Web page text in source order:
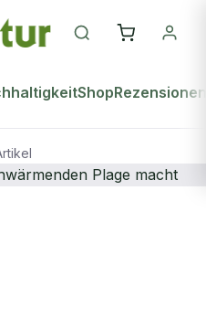
ShopRezensionen
zur
macht